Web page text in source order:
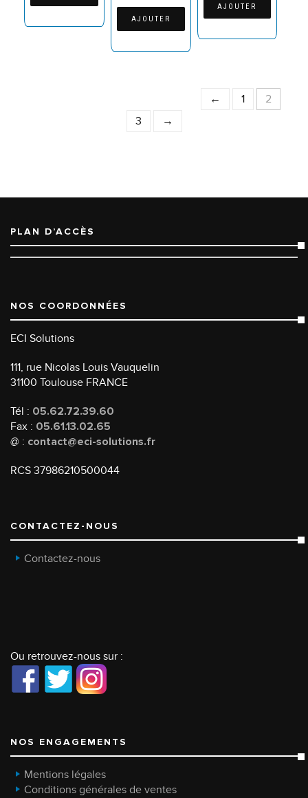
AJOUTER
AJOUTER
← 1
2
3
→
PLAN D’ACCÈS
NOS COORDONNÉES
ECI Solutions
111, rue Nicolas Louis Vauquelin
31100 Toulouse FRANCE
Tél : 05.62.72.39.60
Fax : 05.61.13.02.65
@ : contact@eci-solutions.fr
RCS 37986210500044
CONTACTEZ-NOUS
Contactez-nous
Ou retrouvez-nous sur :
NOS ENGAGEMENTS
Mentions légales
Conditions générales de ventes